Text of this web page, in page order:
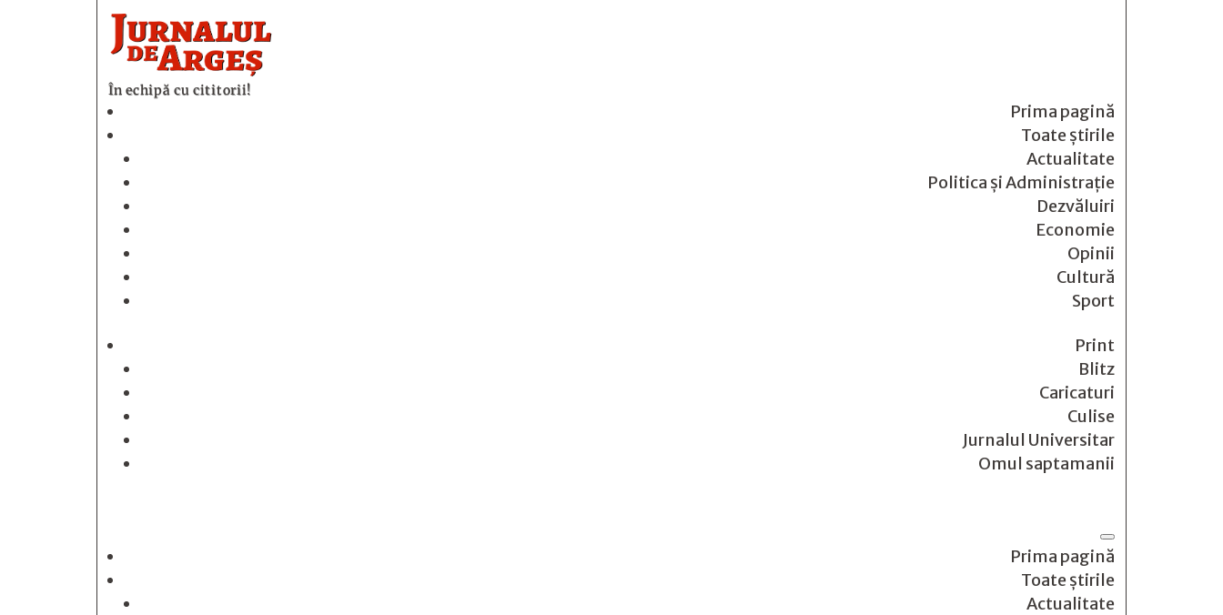
În echipă cu cititorii!
Prima pagină
Toate știrile
Actualitate
Politica și Administrație
Dezvăluiri
Economie
Opinii
Cultură
Sport
Print
Blitz
Caricaturi
Culise
Jurnalul Universitar
Omul saptamanii
Prima pagină
Toate știrile
Actualitate